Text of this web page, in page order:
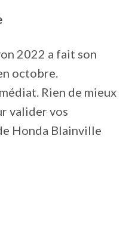
2022 a fait son
octobre.
Rien de mieux
valider vos
Honda Blainville